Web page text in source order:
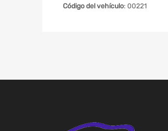
Código del vehículo: 00221